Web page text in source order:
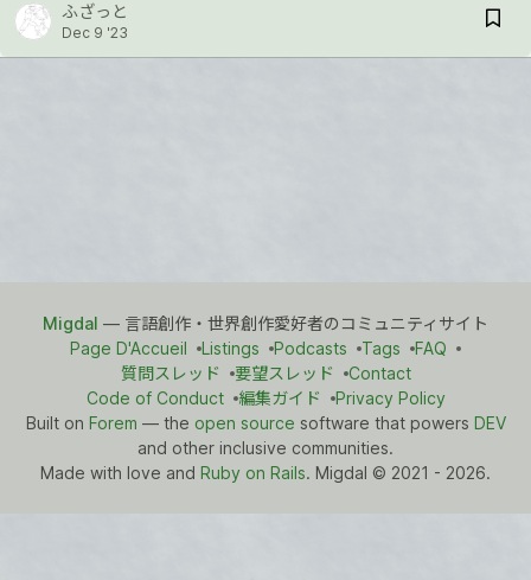
ふざっと
Dec 9 '23
Migdal — 言語創作・世界創作愛好者のコミュニティサイト
Page D'Accueil
Listings Podcasts Tags
FAQ
質問スレッド
要望スレッド
Contact
Code of Conduct
編集ガイド
Privacy Policy
Built on Forem — the open source software that powers DEV
and other inclusive communities.
Made with love and Ruby on Rails. Migdal © 2021 - 2026.